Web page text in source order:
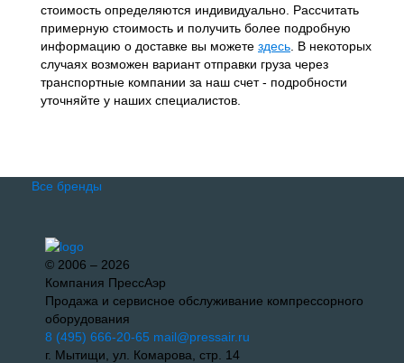
стоимость определяются индивидуально. Рассчитать
примерную стоимость и получить более подробную
информацию о доставке вы можете здесь . В некоторых
случаях возможен вариант отправки груза через
транспортные компании за наш счет - подробности
уточняйте у наших специалистов.
Все бренды
© 2006 – 2026
Компания ПрессАэр
Продажа и сервисное обслуживание компрессорного
оборудования
8 (495) 666-20-65 mail@pressair.ru
г. Мытищи, ул. Комарова, стр. 14